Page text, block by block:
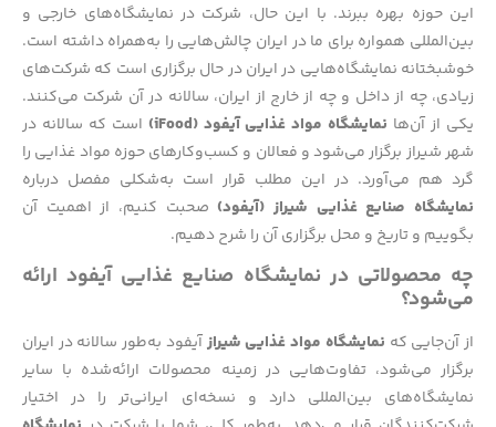
این حوزه بهره ببرند. با این حال، شرکت در نمایشگا‌ه‌های خارجی و
بین‌المللی همواره برای ما در ایران چالش‌هایی را به‌همراه داشته است.
خوشبختانه نمایشگاه‌هایی در ایران در حال برگزاری است که شرکت‌های
زیادی، چه از داخل و چه از خارج از ایران، سالانه در آن شرکت می‌کنند.
یکی از آن‌ها نمایشگاه مواد غذایی آیفود (iFood)
است که سالانه در
شهر شیراز برگزار می‌شود و فعالان و کسب‌وکارهای حوزه مواد غذایی را
گرد هم می‌آورد. در این مطلب قرار است به‌شکلی مفصل درباره
نمایشگاه صنایع غذایی شیراز (آيفود) صحبت کنیم، از اهمیت آن
بگوییم و تاریخ و محل برگزاری آن را شرح دهیم.
چه محصولاتی در نمایشگاه صنایع غذایی آیفود ارائه
می‌شود؟
از آن‌جایی که نمایشگاه مواد غذایی شیرازآیفود به‌طور سالانه در ایران
برگزار می‌شود، تفاوت‌هایی در زمینه محصولات‌ ارائه‌شده با سایر
نمایشگاه‌های بین‌المللی دارد و نسخه‌ای ایرانی‌تر را در اختیار